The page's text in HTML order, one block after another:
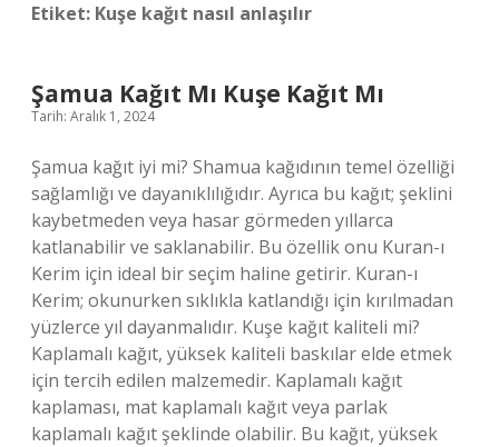
Etiket: Kuşe kağıt nasıl anlaşılır
Şamua Kağıt Mı Kuşe Kağıt Mı
Tarih: Aralık 1, 2024
Şamua kağıt iyi mi? Shamua kağıdının temel özelliği
sağlamlığı ve dayanıklılığıdır. Ayrıca bu kağıt; şeklini
kaybetmeden veya hasar görmeden yıllarca
katlanabilir ve saklanabilir. Bu özellik onu Kuran-ı
Kerim için ideal bir seçim haline getirir. Kuran-ı
Kerim; okunurken sıklıkla katlandığı için kırılmadan
yüzlerce yıl dayanmalıdır. Kuşe kağıt kaliteli mi?
Kaplamalı kağıt, yüksek kaliteli baskılar elde etmek
için tercih edilen malzemedir. Kaplamalı kağıt
kaplaması, mat kaplamalı kağıt veya parlak
kaplamalı kağıt şeklinde olabilir. Bu kağıt, yüksek